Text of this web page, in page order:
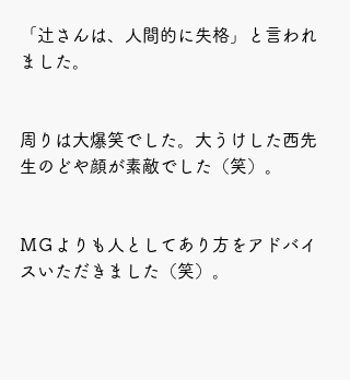
「辻さんは、人間的に失格」と言われ
ました。
周りは大爆笑でした。大うけした西先
生のどや顔が素敵でした（笑）。
ＭＧよりも人としてあり方をアドバイ
スいただきました（笑）。